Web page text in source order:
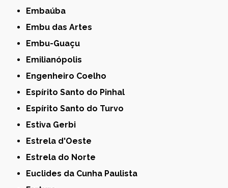
Embaúba
Embu das Artes
Embu-Guaçu
Emilianópolis
Engenheiro Coelho
Espírito Santo do Pinhal
Espírito Santo do Turvo
Estiva Gerbi
Estrela d'Oeste
Estrela do Norte
Euclides da Cunha Paulista